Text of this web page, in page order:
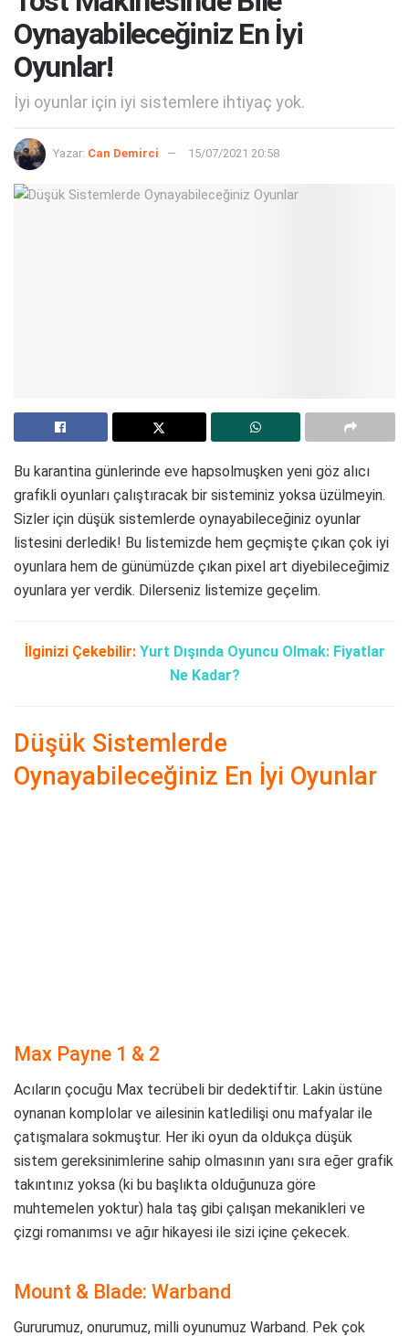
Oynayabileceğiniz En İyi
Oyunlar!
İyi oyunlar için iyi sistemlere ihtiyaç yok.
Yazar: Can Demirci 15/07/2021 20:58
Bu karantina günlerinde eve hapsolmuşken yeni göz alıcı
grafikli oyunları çalıştıracak bir sisteminiz yoksa üzülmeyin.
Sizler için düşük sistemlerde oynayabileceğiniz oyunlar
listesini derledik! Bu listemizde hem geçmişte çıkan çok iyi
oyunlara hem de günümüzde çıkan pixel art diyebileceğimiz
oyunlara yer verdik. Dilerseniz listemize geçelim.
İlginizi Çekebilir: Yurt Dışında Oyuncu Olmak: Fiyatlar
Ne Kadar?
Düşük Sistemlerde
Oynayabileceğiniz En İyi Oyunlar
Max Payne 1 & 2
Acıların çocuğu Max tecrübeli bir dedektiftir. Lakin üstüne
oynanan komplolar ve ailesinin katledilişi onu mafyalar ile
çatışmalara sokmuştur. Her iki oyun da oldukça düşük
sistem gereksinimlerine sahip olmasının yanı sıra eğer grafik
takıntınız yoksa (ki bu başlıkta olduğunuza göre
muhtemelen yoktur) hala taş gibi çalışan mekanikleri ve
çizgi romanımsı ve ağır hikayesi ile sizi içine çekecek.
Mount & Blade: Warband
Gururumuz, onurumuz, milli oyunumuz Warband. Pek çok